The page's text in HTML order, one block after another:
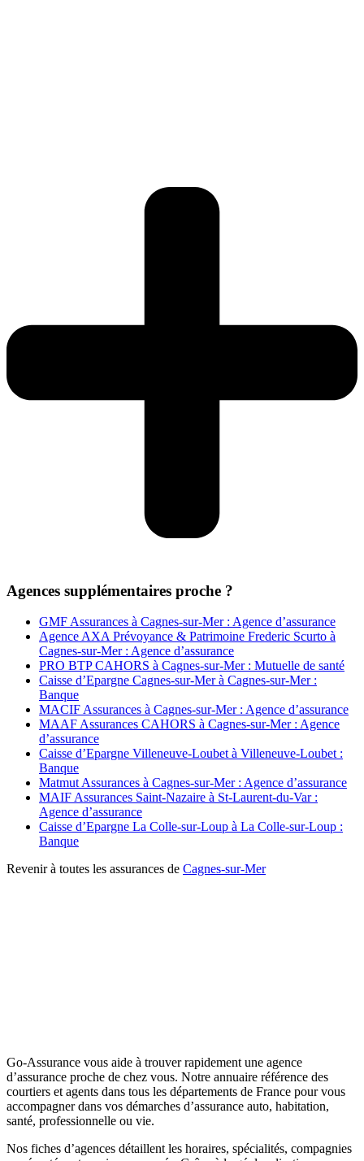
Agences supplémentaires proche ?
GMF Assurances à Cagnes-sur-Mer : Agence d’assurance
Agence AXA Prévoyance & Patrimoine Frederic Scurto à
Cagnes-sur-Mer : Agence d’assurance
PRO BTP CAHORS à Cagnes-sur-Mer : Mutuelle de santé
Caisse d’Epargne Cagnes-sur-Mer à Cagnes-sur-Mer :
Banque
MACIF Assurances à Cagnes-sur-Mer : Agence d’assurance
MAAF Assurances CAHORS à Cagnes-sur-Mer : Agence
d’assurance
Caisse d’Epargne Villeneuve-Loubet à Villeneuve-Loubet :
Banque
Matmut Assurances à Cagnes-sur-Mer : Agence d’assurance
MAIF Assurances Saint-Nazaire à St-Laurent-du-Var :
Agence d’assurance
Caisse d’Epargne La Colle-sur-Loup à La Colle-sur-Loup :
Banque
Revenir à toutes les assurances de Cagnes-sur-Mer
Go-Assurance vous aide à trouver rapidement une agence
d’assurance proche de chez vous. Notre annuaire référence des
courtiers et agents dans tous les départements de France pour vous
accompagner dans vos démarches d’assurance auto, habitation,
santé, professionnelle ou vie.
Nos fiches d’agences détaillent les horaires, spécialités, compagnies